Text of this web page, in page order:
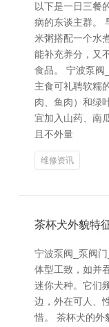
以下是一日三餐
病的东谈主群。
米粥搭配一个水
能补充养分，又
食品。 宁波泵阀
主食可礼聘软糯
肉、鱼肉）和绿
宜加入山药、南
且不外量
维修资讯
茶杯犬外貌特
宁波泵阀_泵阀
体型工致，如并
迷你犬种。它们
边，外在可人、
惜。 茶杯犬的外